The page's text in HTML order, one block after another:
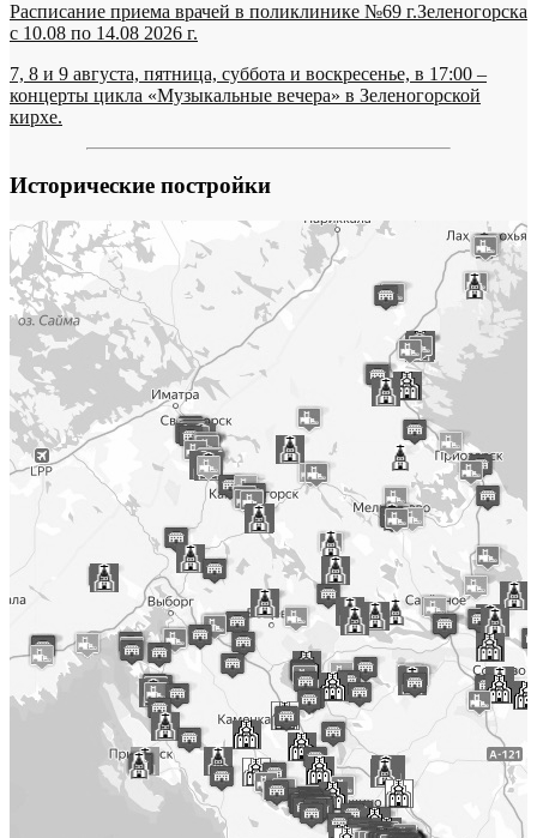
Расписание приема врачей в поликлинике №69 г.Зеленогорска
c 10.08 по 14.08 2026 г.
7, 8 и 9 августа, пятница, суббота и воскресенье, в 17:00 –
концерты цикла «Музыкальные вечера» в Зеленогорской
кирхе.
Исторические постройки